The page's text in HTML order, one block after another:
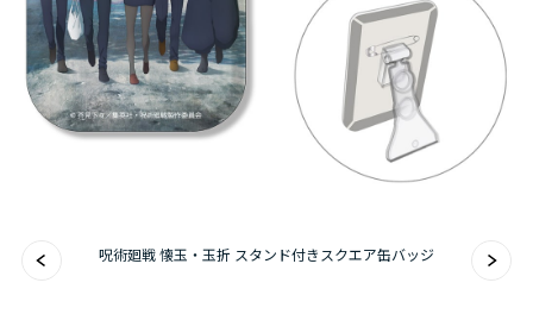
アニメ『僕のヒーローアカデミア』10周年
ハイキュー!!ジャージ＆ユニフォーム
『ふつつかな悪女ではございますが ～雛宮蝶鼠と
呪術廻戦 懐玉・玉折 スタンド付きスクエア缶バッジ